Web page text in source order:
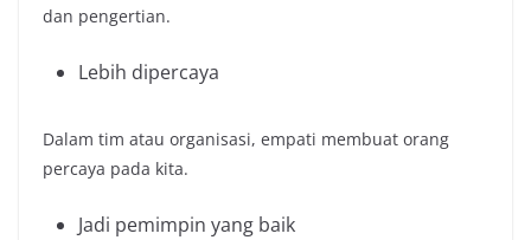
dan pengertian.
Lebih dipercaya
Dalam tim atau organisasi, empati membuat orang
percaya pada kita.
Jadi pemimpin yang baik